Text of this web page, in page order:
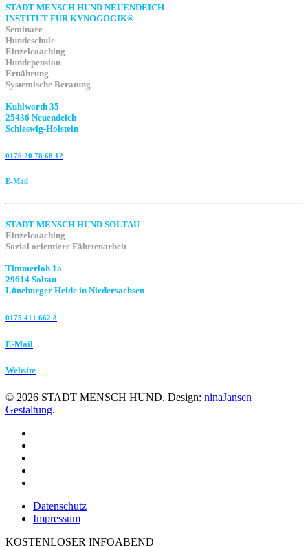
STADT MENSCH HUND NEUENDEICH
INSTITUT FÜR KYNOGOGIK®
Seminare
Hundeschule
Einzelcoaching
Hundepension
Ernährung
Systemische Beratung
Kuhlworth 35
25436 Neuendeich
Schleswig-Holstein
0176 20 78 68 12
E-Mail
STADT MENSCH HUND SOLTAU
Einzelcoaching
Sozial orientiere Fährtenarbeit
Timmerloh 1a
29614 Soltau
Lüneburger Heide in Niedersachsen
0175 411 662 8‬
E-Mail
Website
© 2026 STADT MENSCH HUND. Design: ninaJansen
Gestaltung.
Datenschutz
Impressum
KOSTENLOSER INFOABEND